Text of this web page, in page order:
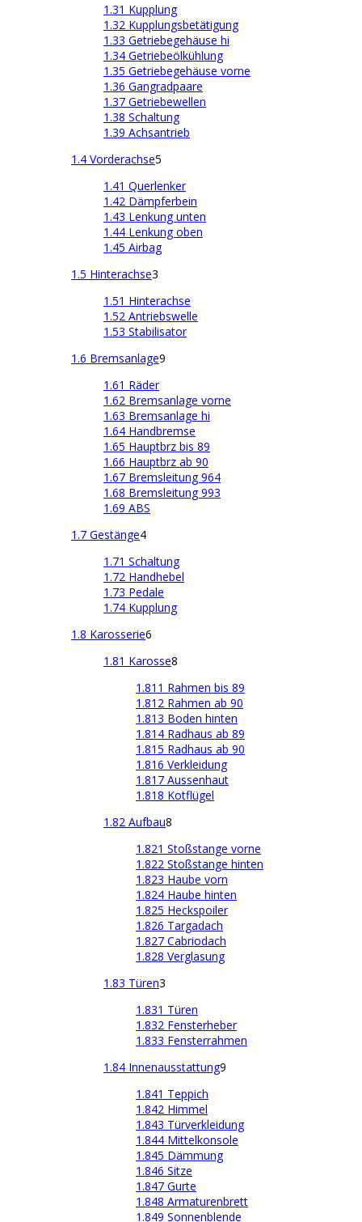
1.31 Kupplung
1.32 Kupplungsbetätigung
1.33 Getriebegehäuse hi
1.34 Getriebeölkühlung
1.35 Getriebegehäuse vorne
1.36 Gangradpaare
1.37 Getriebewellen
1.38 Schaltung
1.39 Achsantrieb
1.4 Vorderachse5
1.41 Querlenker
1.42 Dämpferbein
1.43 Lenkung unten
1.44 Lenkung oben
1.45 Airbag
1.5 Hinterachse3
1.51 Hinterachse
1.52 Antriebswelle
1.53 Stabilisator
1.6 Bremsanlage9
1.61 Räder
1.62 Bremsanlage vorne
1.63 Bremsanlage hi
1.64 Handbremse
1.65 Hauptbrz bis 89
1.66 Hauptbrz ab 90
1.67 Bremsleitung 964
1.68 Bremsleitung 993
1.69 ABS
1.7 Gestänge4
1.71 Schaltung
1.72 Handhebel
1.73 Pedale
1.74 Kupplung
1.8 Karosserie6
1.81 Karosse8
1.811 Rahmen bis 89
1.812 Rahmen ab 90
1.813 Boden hinten
1.814 Radhaus ab 89
1.815 Radhaus ab 90
1.816 Verkleidung
1.817 Aussenhaut
1.818 Kotflügel
1.82 Aufbau8
1.821 Stoßstange vorne
1.822 Stoßstange hinten
1.823 Haube vorn
1.824 Haube hinten
1.825 Heckspoiler
1.826 Targadach
1.827 Cabriodach
1.828 Verglasung
1.83 Türen3
1.831 Türen
1.832 Fensterheber
1.833 Fensterrahmen
1.84 Innenausstattung9
1.841 Teppich
1.842 Himmel
1.843 Türverkleidung
1.844 Mittelkonsole
1.845 Dämmung
1.846 Sitze
1.847 Gurte
1.848 Armaturenbrett
1.849 Sonnenblende